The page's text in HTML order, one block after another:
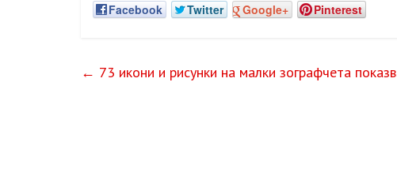
Facebook Twitter Google+ Pinterest
← 73 икони и рисунки на малки зографчета